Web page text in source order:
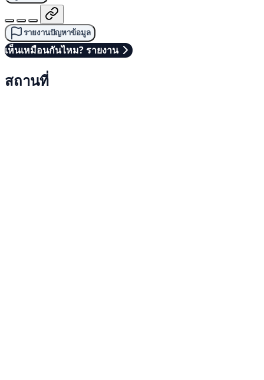
รายงานปัญหาข้อมูล
เห็นเหมือนกันไหม? รายงาน
สถานที่